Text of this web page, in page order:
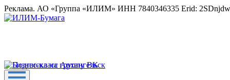
Реклама. АО «Группа «ИЛИМ» ИНН 7840346335 Erid: